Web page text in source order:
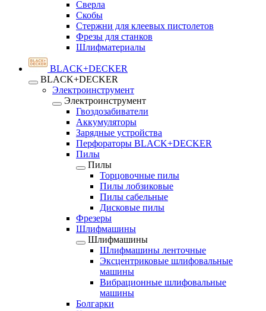
Сверла
Скобы
Стержни для клеевых пистолетов
Фрезы для станков
Шлифматериалы
BLACK+DECKER
BLACK+DECKER
Электроинструмент
Электроинструмент
Гвоздозабиватели
Аккумуляторы
Зарядные устройства
Перфораторы BLACK+DECKER
Пилы
Пилы
Торцовочные пилы
Пилы лобзиковые
Пилы сабельные
Дисковые пилы
Фрезеры
Шлифмашины
Шлифмашины
Шлифмашины ленточные
Эксцентриковые шлифовальные
машины
Вибрационные шлифовальные
машины
Болгарки